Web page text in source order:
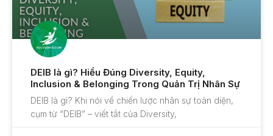
DEIB là gì? Hiểu Đúng Diversity, Equity,
Inclusion & Belonging Trong Quản Trị Nhân Sự
DEIB là gì? Khi nói về chiến lược nhân sự toàn diện,
cụm từ “DEIB” – viết tắt của Diversity,